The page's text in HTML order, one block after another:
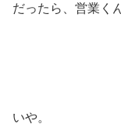
だったら、営業く
いや。